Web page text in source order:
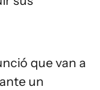
que van a
un